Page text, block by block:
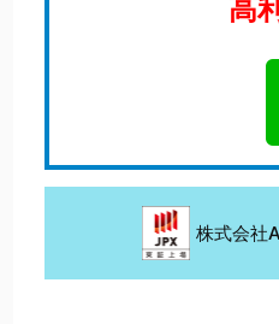
高
株式会社